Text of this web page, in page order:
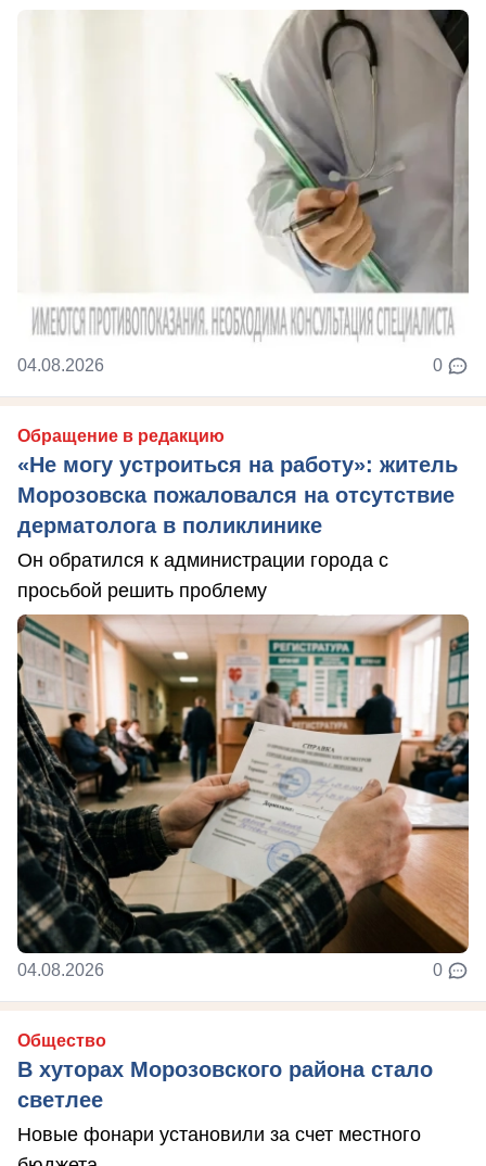
04.08.2026 0
Обращение в редакцию
«Не могу устроиться на работу»: житель
Морозовска пожаловался на отсутствие
дерматолога в поликлинике
Он обратился к администрации города с
просьбой решить проблему
04.08.2026 0
Общество
В хуторах Морозовского района стало
светлее
Новые фонари установили за счет местного